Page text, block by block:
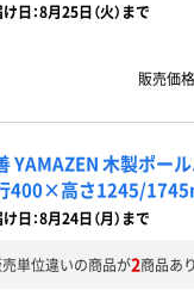
日：8月25日（火）まで
販売価
YAMAZEN 木製ポー
400×高さ1245/
日：8月24日（月）まで
売単位違いの商品が2商品あ